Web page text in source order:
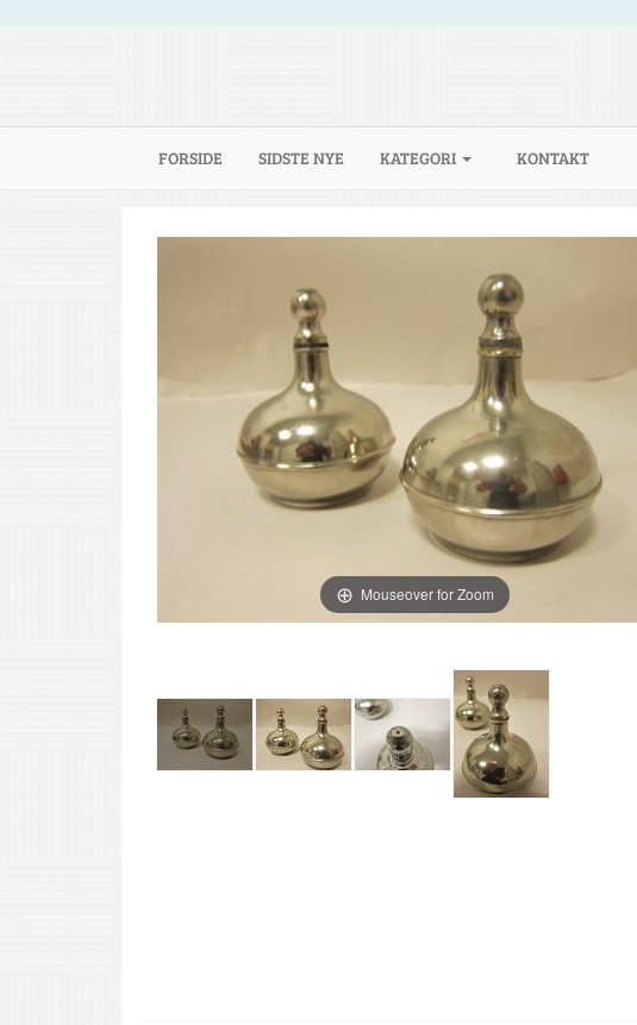
FORSIDE (CURRENT)
SIDSTE NYE KATEGORI KONTAKT
Mouseover for Zoom